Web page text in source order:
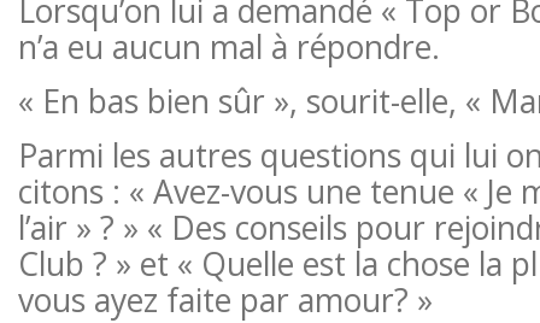
Lorsqu’on lui a demandé « Top or
n’a eu aucun mal à répondre.
« En bas bien sûr », sourit-elle, «
Parmi les autres questions qui lui
citons : « Avez-vous une tenue « Je
l’air » ? » « Des conseils pour
Club ? » et « Quelle est la chose la
vous ayez faite par amour? »